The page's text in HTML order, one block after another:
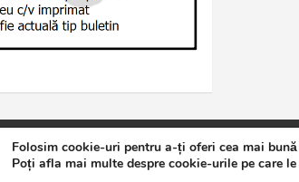
de Brăila Politică de confidențialitate Theme
Folosim cookie-uri pentru a-ți oferi cea mai
Poți afla mai multe despre cookie-urile pe care